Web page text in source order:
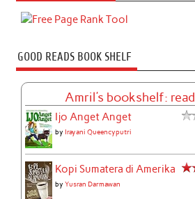
GOOD READS BOOK SHELF
Amril's bookshelf: read
Ijo Anget Anget
byIrayani Queencyputri
Kopi Sumatera di Amerika
byYusran Darmawan